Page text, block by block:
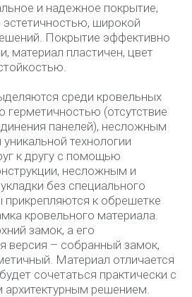
и надежное покрытие,
широкой
Покрытие эффективно
материал пластичен, цвет
среди кровельных
герметичностью (отсутствие
панелей), несложным
технологии
к другу с помощью
несложным и
без специального
к обрешетке
кровельного материала.
замок, а его
версия – собранный замок,
Материал отличается
сочетаться практически с
решением.